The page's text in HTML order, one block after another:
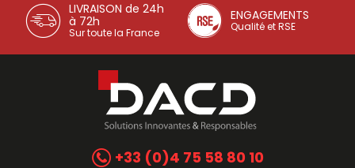
LIVRAISON de 24h
à 72h
Sur toute la France
ENGAGEMENTS
Qualité et RSE
+33 (0)4 75 58 80 10